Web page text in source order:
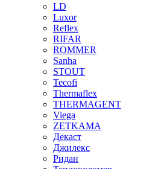
LD
Luxor
Reflex
RIFAR
ROMMER
Sanha
STOUT
Tecofi
Thermaflex
THERMAGENT
Viega
ZETKAMA
Декаст
Джилекс
Ридан